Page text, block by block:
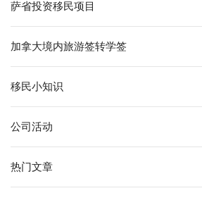
萨省投资移民项目
加拿大境内旅游签转学签
移民小知识
公司活动
热门文章